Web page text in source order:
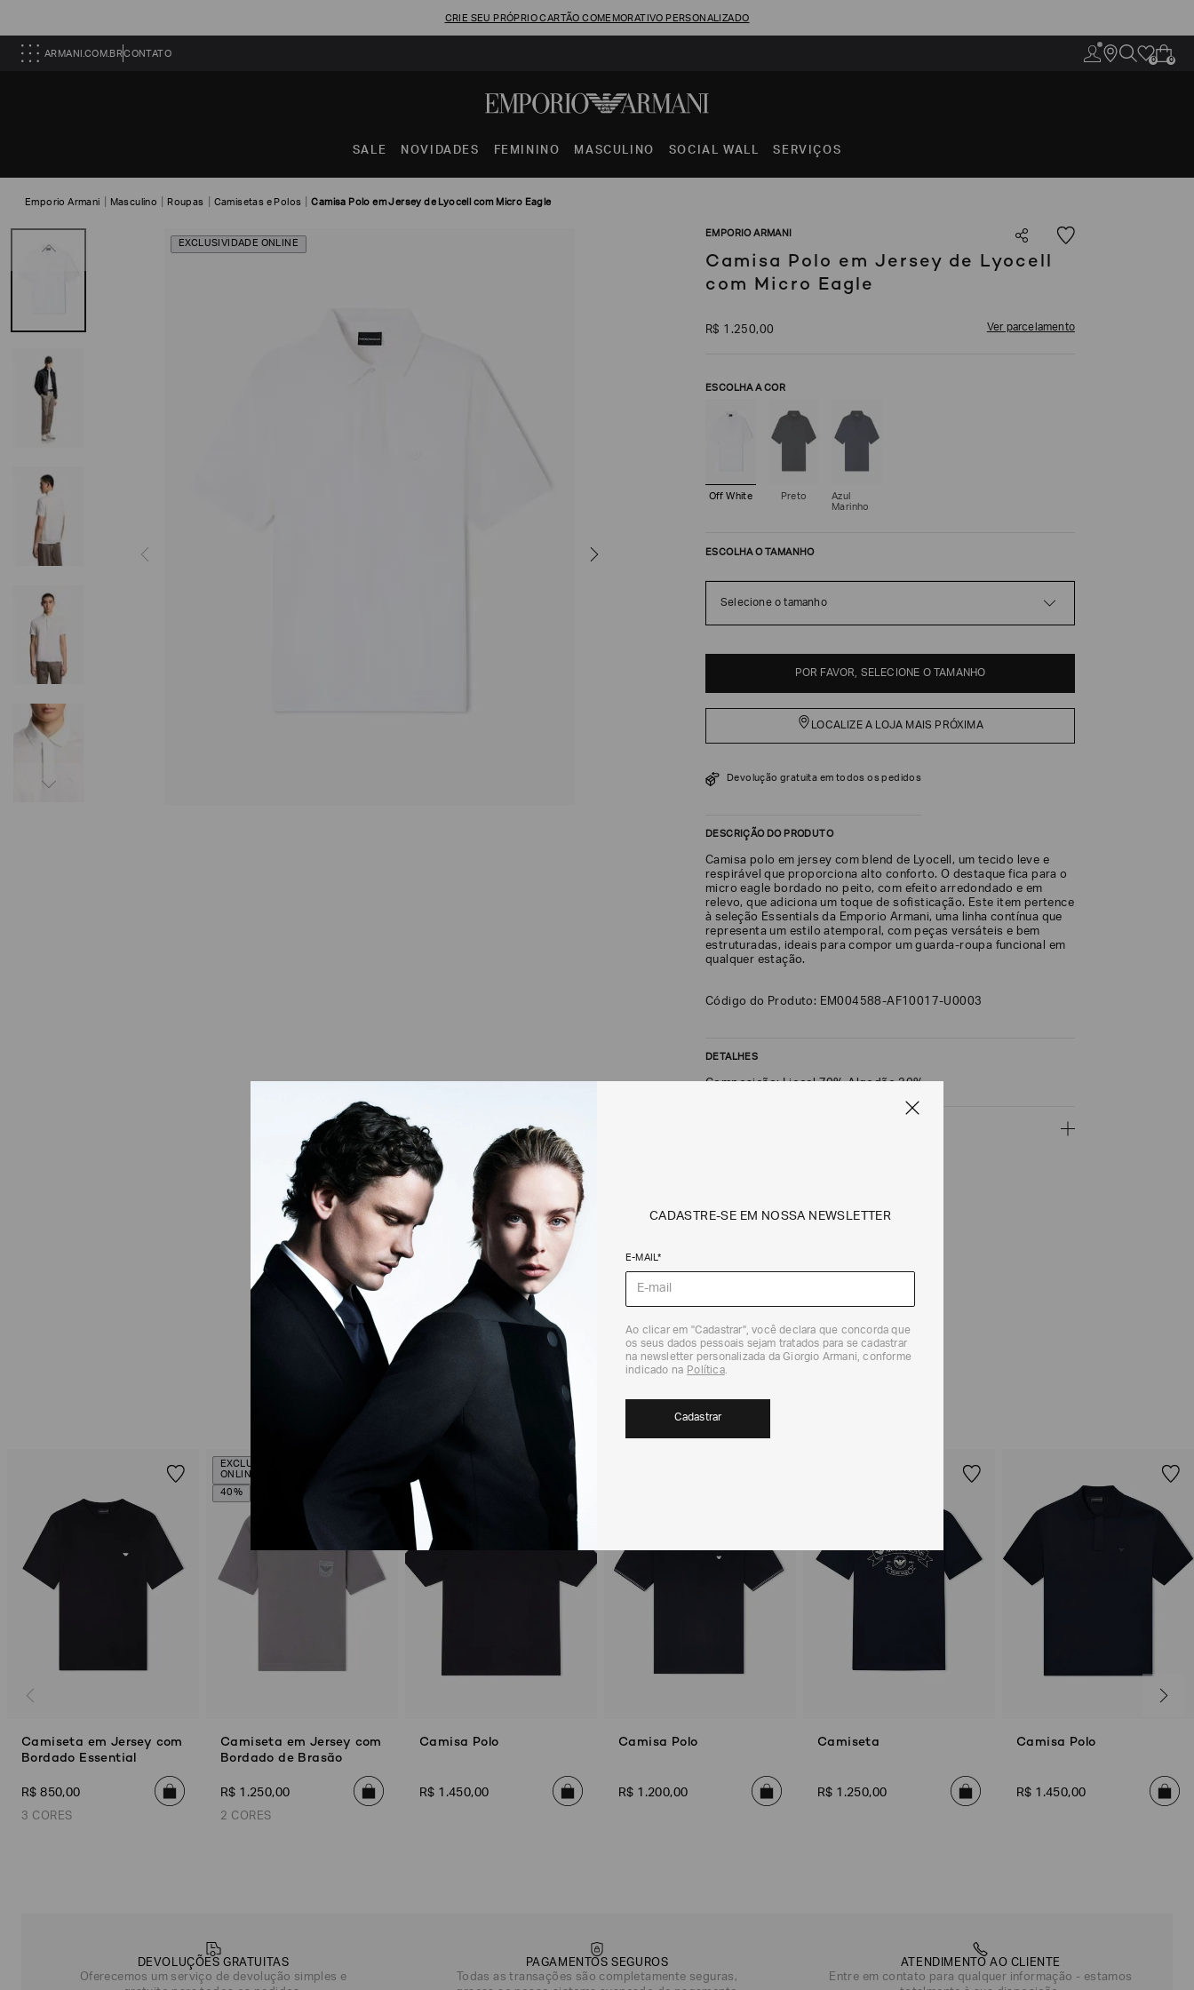
CRIE SEU PRÓPRIO CARTÃO COMEMORATIVO PERSONALIZADO
ARMANI.COM.BRCONTATO
0 0
SALE NOVIDADES FEMININO MASCULINO SOCIAL WALL SERVIÇOS
Emporio Armani Masculino Roupas Camisetas e Polos Camisa Polo em Jersey de Lyocell com Micro Eagle
EXCLUSIVIDADE ONLINE
EMPORIO ARMANI
Camisa Polo em Jersey de Lyocell
com Micro Eagle
R$ 1 .250,00 Ver parcelamento
ESCOLHA A COR
Off White Preto
Azul
Marinho
ESCOLHA O TAMANHO
Selecione o tamanho
POR FAVOR, SELECIONE O TAMANHO
LOCALIZE A LOJA MAIS PRÓXIMA
Devolução gratuita em todos os pedidos
DESCRIÇÃO DO PRODUTO
Camisa polo em jersey com blend de Lyocell, um tecido leve e
respirável que proporciona alto conforto. O destaque fica para o
micro eagle bordado no peito, com efeito arredondado e em
relevo, que adiciona um toque de sofisticação. Este item pertence
à seleção Essentials da Emporio Armani, uma linha contínua que
representa um estilo atemporal, com peças versáteis e bem
estruturadas, ideais para compor um guarda-roupa funcional em
qualquer estação.
Código do Produto: EM004588-AF10017-U0003
DETALHES
Composição: Liocel 70% Algodão 30%
DEVOLUÇÃO
Para a Devolução de produtos, o prazo é de até 7 (sete) dias corridos,
contados do recebimento dos Produtos. E a troca pode ser feita em até 30
(trinta) dias corridos, a partir do seu recebimento sem custos adicionais.
Política de Trocas e Devoluções
RECOMENDADOS
Camiseta em Jersey com
Bordado Essential
R$ 850,00
3 CORES
EXCLUSIVIDADE
ONLINE
40%
Camiseta em Jersey com
Bordado de Brasão
R$ 1 .250,00
2 CORES
Camisa Polo
R$ 1 .450,00
Camisa Polo
R$ 1 .200,00
Camiseta
R$ 1 .250,00
Camisa Polo
R$ 1 .450,00
DEVOLUÇÕES GRATUITAS
Oferecemos um serviço de devolução simples e
PAGAMENTOS SEGUROS
Todas as transações são completamente seguras,
ATENDIMENTO AO CLIENTE
Entre em contato para qualquer informação - estamos
CADASTRE-SE EM NOSSA NEWSLETTER
E-MAIL*
Ao clicar em "Cadastrar", você declara que concorda que
os seus dados pessoais sejam tratados para se cadastrar
na newsletter personalizada da Giorgio Armani, conforme
indicado na Política.
Cadastrar
NOME*